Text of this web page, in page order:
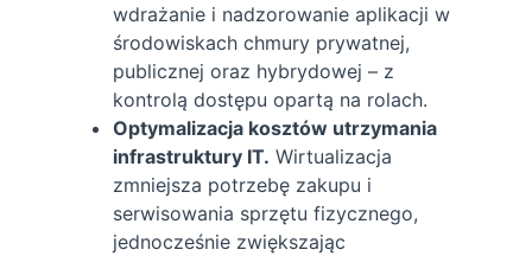
wdrażanie i nadzorowanie aplikacji w
środowiskach chmury prywatnej,
publicznej oraz hybrydowej – z
kontrolą dostępu opartą na rolach.
Optymalizacja kosztów utrzymania
infrastruktury IT. Wirtualizacja
zmniejsza potrzebę zakupu i
serwisowania sprzętu fizycznego,
jednocześnie zwiększając